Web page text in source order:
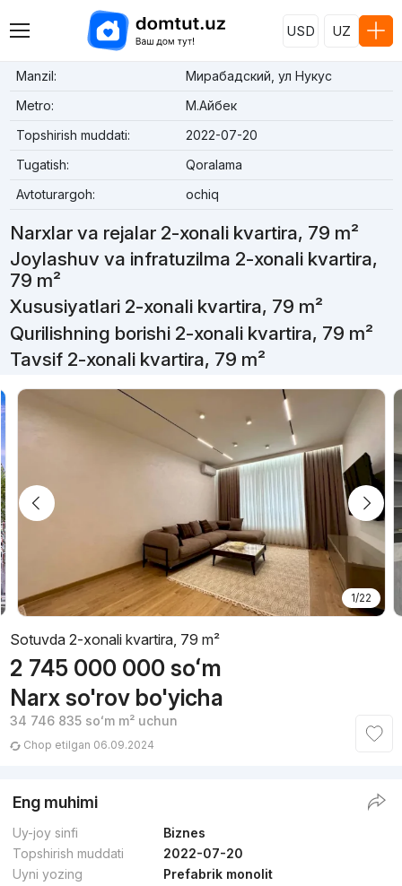
USD UZ
Manzil:
Мирабадский, ул Нукус
Metro:
М.Айбек
Topshirish muddati:
2022-07-20
Tugatish:
Qoralama
Avtoturargoh:
ochiq
Narxlar va rejalar 2-xonali kvartira, 79 m²
Joylashuv va infratuzilma 2-xonali kvartira,
79 m²
Xususiyatlari 2-xonali kvartira, 79 m²
Qurilishning borishi 2-xonali kvartira, 79 m²
Tavsif 2-xonali kvartira, 79 m²
1/22
Sotuvda 2-xonali kvartira, 79 m²
2 745 000 000 soʻm
Narx so'rov bo'yicha
34 746 835 soʻmm² uchun
Chop etilgan 06.09.2024
Eng muhimi
Uy-joy sinfi
Biznes
Topshirish muddati
2022-07-20
Uyni yozing
Prefabrik monolit